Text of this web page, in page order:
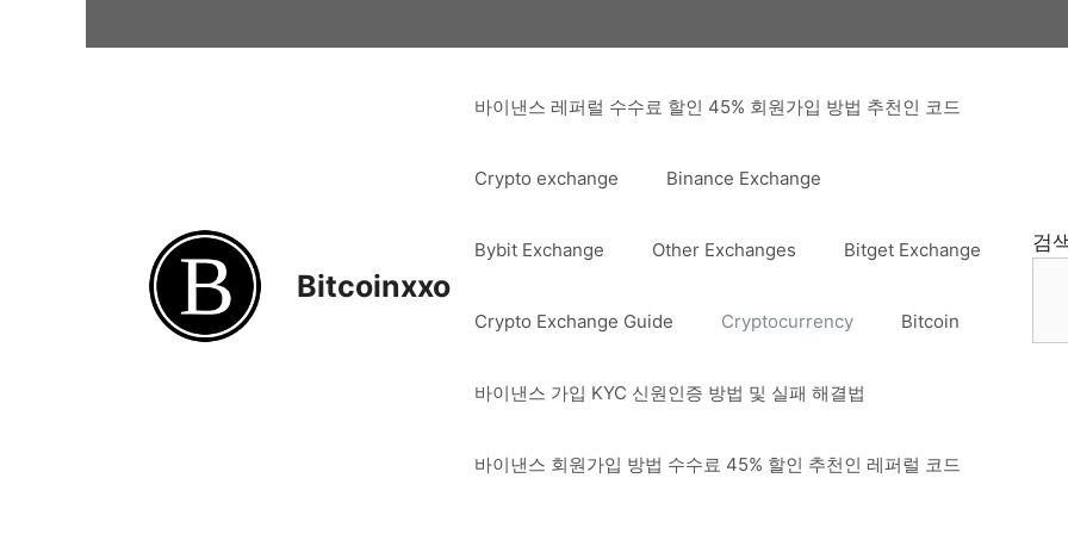
Bitcoinxxo
바이낸스 레퍼럴 수수료 할인 45% 회원가입 방법 추천인 코드
Crypto exchange Binance Exchange
Bybit Exchange Other Exchanges Bitget Exchange
Crypto Exchange Guide Cryptocurrency Bitcoin
바이낸스 가입 KYC 신원인증 방법 및 실패 해결법
바이낸스 회원가입 방법 수수료 45% 할인 추천인 레퍼럴 코드
검